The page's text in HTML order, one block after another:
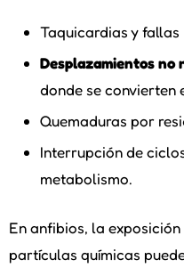
Taquicardias y
Desplazamientos no
donde se convierten
Quemaduras por
Interrupción de
metabolismo.
En anfibios, la
partículas químicas